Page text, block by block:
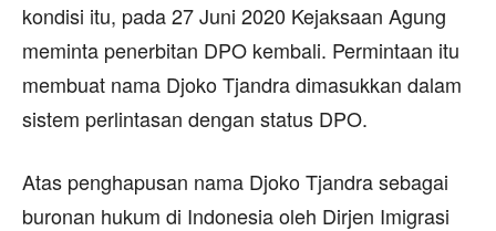
kondisi itu, pada 27 Juni 2020 Kejaksaan Agung
meminta penerbitan DPO kembali. Permintaan itu
membuat nama Djoko Tjandra dimasukkan dalam
sistem perlintasan dengan status DPO.
Atas penghapusan nama Djoko Tjandra sebagai
buronan hukum di Indonesia oleh Dirjen Imigrasi